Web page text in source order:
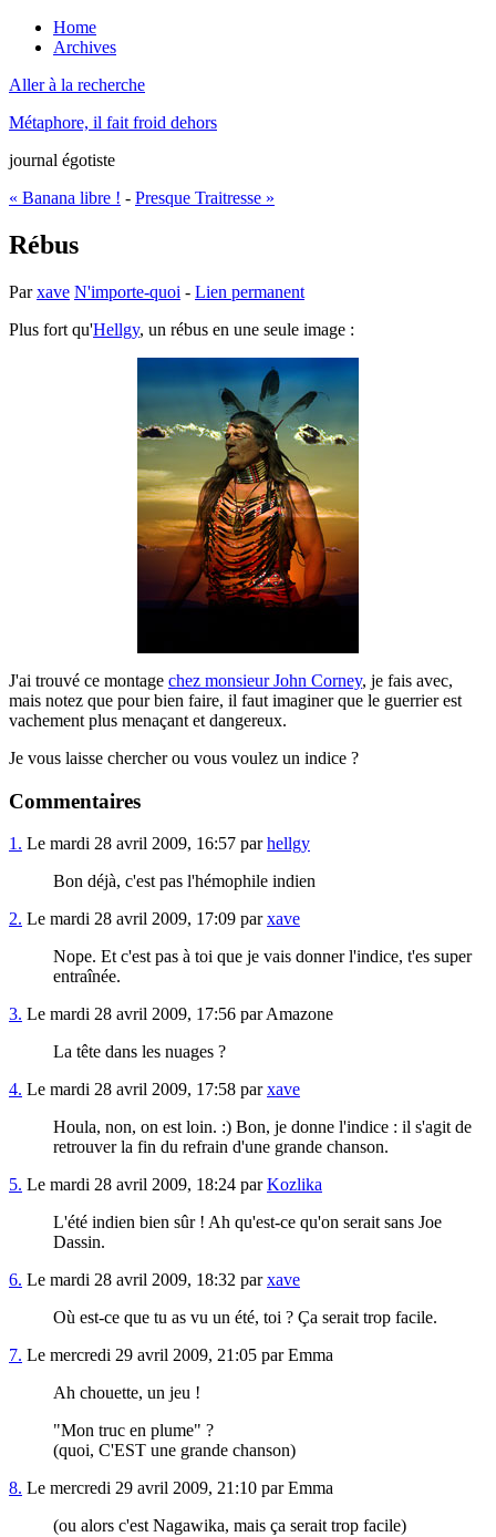
Home
Archives
Aller à la recherche
Métaphore, il fait froid dehors
journal égotiste
« Banana libre ! - Presque Traitresse »
Rébus
Parxave N'importe-quoi - Lien permanent
Plus fort qu'Hellgy, un rébus en une seule image :
J'ai trouvé ce montage chez monsieur John Corney, je fais avec,
mais notez que pour bien faire, il faut imaginer que le guerrier est
vachement plus menaçant et dangereux.
Je vous laisse chercher ou vous voulez un indice ?
Commentaires
1. Le mardi 28 avril 2009, 16:57 parhellgy
Bon déjà, c'est pas l'hémophile indien
2. Le mardi 28 avril 2009, 17:09 parxave
Nope. Et c'est pas à toi que je vais donner l'indice, t'es super
entraînée.
3. Le mardi 28 avril 2009, 17:56 par Amazone
La tête dans les nuages ?
4. Le mardi 28 avril 2009, 17:58 parxave
Houla, non, on est loin. :) Bon, je donne l'indice : il s'agit de
retrouver la fin du refrain d'une grande chanson.
5. Le mardi 28 avril 2009, 18:24 parKozlika
L'été indien bien sûr ! Ah qu'est-ce qu'on serait sans Joe
Dassin.
6. Le mardi 28 avril 2009, 18:32 parxave
Où est-ce que tu as vu un été, toi ? Ça serait trop facile.
7. Le mercredi 29 avril 2009, 21:05 par Emma
Ah chouette, un jeu !
"Mon truc en plume" ?
(quoi, C'EST une grande chanson)
8. Le mercredi 29 avril 2009, 21:10 par Emma
(ou alors c'est Nagawika, mais ça serait trop facile)